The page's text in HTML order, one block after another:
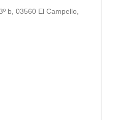
b, 03560 El Campello,